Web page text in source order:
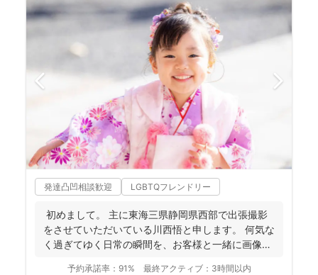
発達凸凹相談歓迎 LGBTQフレンドリー
初めまして。 主に東海三県静岡県西部で出張撮影
をさせていただいている川西悟と申します。 何気な
く過ぎてゆく日常の瞬間を、お客様と一緒に画像と
予約承諾率： 91% 最終アクティブ： 3時間以内